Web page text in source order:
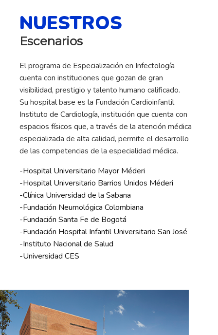
NUESTROS
Escenarios
El programa de Especialización en Infectología
cuenta con instituciones que gozan de gran
visibilidad, prestigio y talento humano calificado.
Su hospital base es la Fundación Cardioinfantil
Instituto de Cardiología, institución que cuenta con
espacios físicos que, a través de la atención médica
especializada de alta calidad, permite el desarrollo
de las competencias de la especialidad médica.
-Hospital Universitario Mayor Méderi
-Hospital Universitario Barrios Unidos Méderi
-Clínica Universidad de la Sabana
-Fundación Neumológica Colombiana
-Fundación Santa Fe de Bogotá
-Fundación Hospital Infantil Universitario San José
-Instituto Nacional de Salud
-Universidad CES